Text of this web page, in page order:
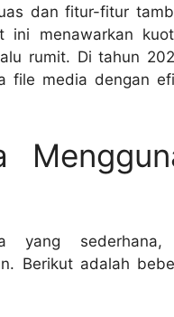
dan fitur-fitur
ini menawarkan
rumit. Di tahun
file media dengan
yang
Berikut adalah